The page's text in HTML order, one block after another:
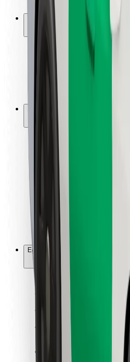
Biztonsági részleg
Városok
Lokációk
Városi megoldások
Repülőtér
Bolt töltőállomások
Súgó
Utasoknak
Sofőröknek
Ételfutároknak
Bolt Food
Flottapartnereknek
Éttermeknek
Bolt for Business
Egyéb
Beszállítók
Biztonság
Pár perc alatt ott vagyunk érted!